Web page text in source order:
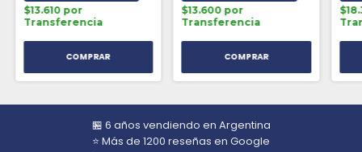
$13.610 por
Transferencia
$13.600 por
Transferencia
🏪 6 años vendiendo en Argentina
⭐ Más de 1200 reseñas en Google